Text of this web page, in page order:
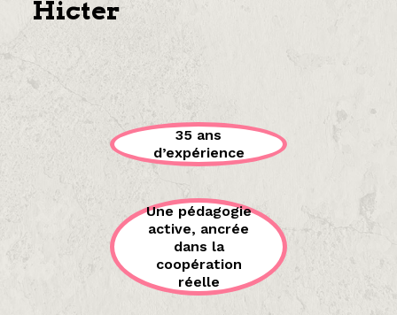
Hicter
35 ans
d’expérience
Une pédagogie
active, ancrée
dans la
coopération
réelle